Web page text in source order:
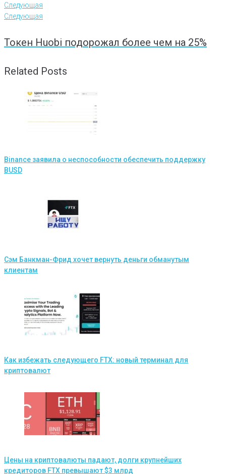
Следующая
Следующая
Токен Huobi подорожал более чем на 25%
Related Posts
Binance заявила о неспособности обеспечить поддержку
BUSD
Сэм Банкман-Фрид хочет вернуть деньги обманутым
клиентам
Как избежать следующего FTX: новый терминал для
криптовалют
Цены на криптовалюты падают, долги крупнейших
кредиторов FTX превышают $3 млрд